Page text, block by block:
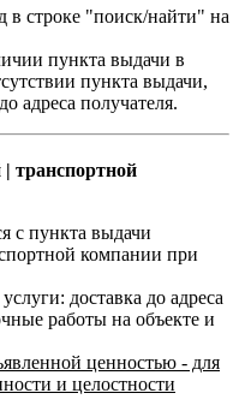
в строке "поиск/найти" на
пункта выдачи в
пункта выдачи,
адреса получателя.
| транспортной
с пункта выдачи
компании при
доставка до адреса
работы на объекте и
ценностью - для
и целостности